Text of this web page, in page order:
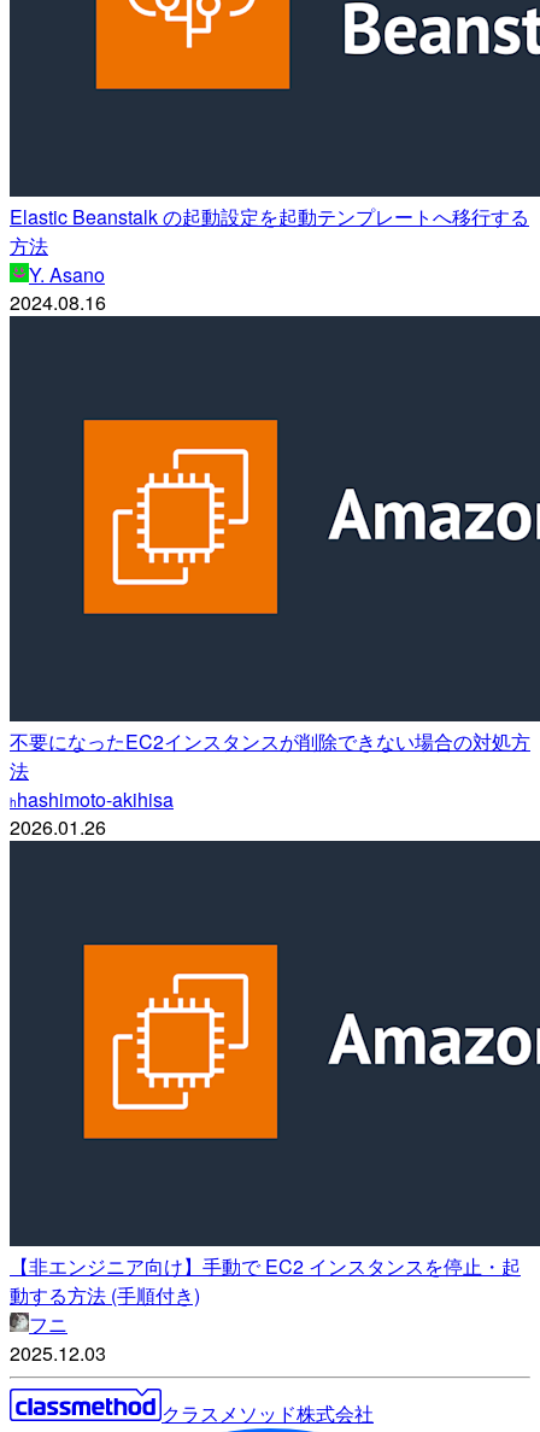
Elastic Beanstalk の起動設定を起動テンプレートへ移行する
方法
Y. Asano
2024.08.16
不要になったEC2インスタンスが削除できない場合の対処方
法
hhashimoto-akihisa
2026.01.26
【非エンジニア向け】手動で EC2 インスタンスを停止・起
動する方法 (手順付き)
フニ
2025.12.03
クラスメソッド株式会社